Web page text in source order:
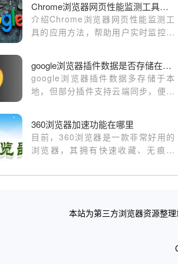
Chrome浏览器网页性能监测工具应用
介绍Chrome浏览器网页性能监测工
具的应用方法，帮助用户实时监控并
google浏览器插件数据是否存储在云端
google浏览器插件数据多存储于本
地，但部分插件支持云端同步，便于
360浏览器加速功能在哪里
目前，360浏览器是一款非常好用的
浏览器，其拥有快速收藏、无痕浏
程度地让用户感到方便。不过，一些
使用体验。本站为第三方浏览器资源整